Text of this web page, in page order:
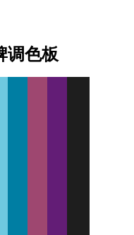
调色板